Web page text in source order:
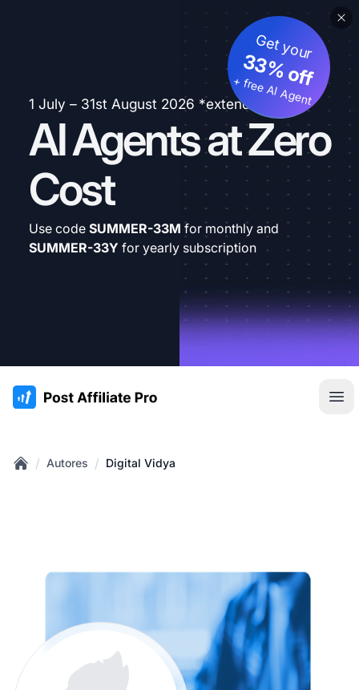
1 July – 31st August 2026 *extended
AI Agents at Zero
Cost
Get your
33% off
+ free AI Agent
Use code SUMMER-33M for monthly and
SUMMER-33Y for yearly subscription
:site.title
/ Autores / Digital Vidya